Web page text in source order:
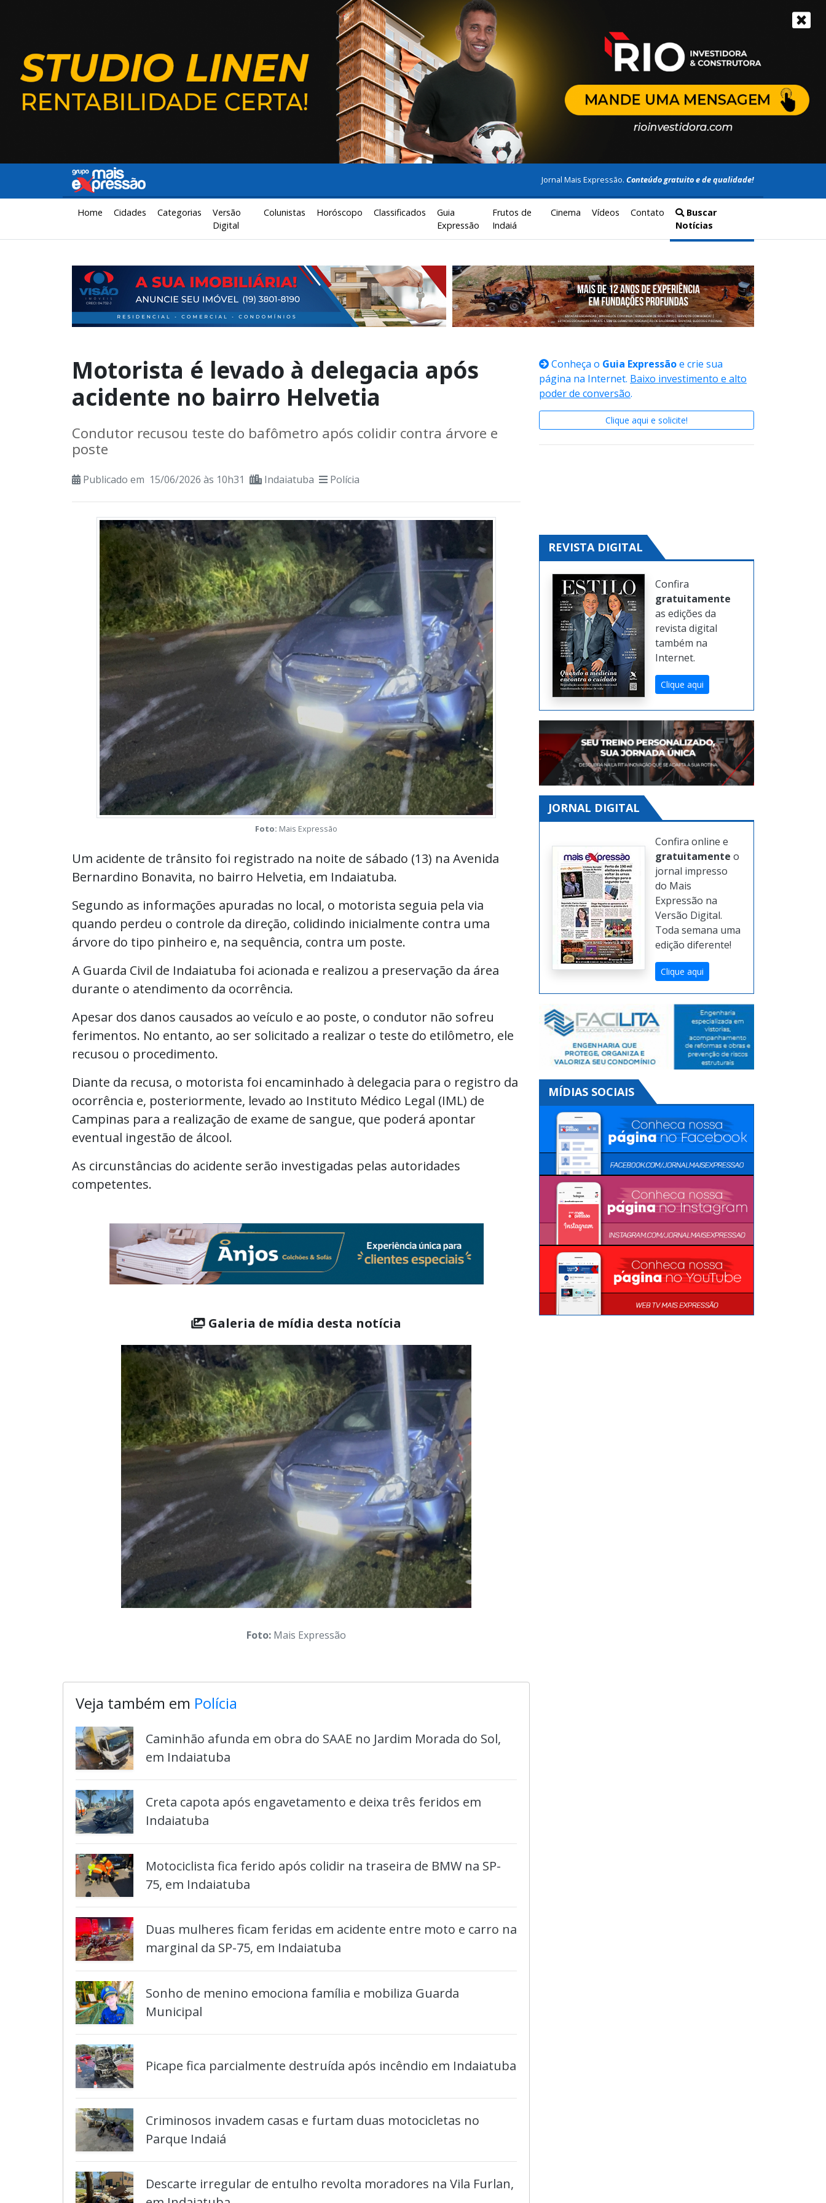
Jornal Mais Expressão. Conteúdo gratuito e de qualidade!
Home Cidades Categorias
Versão
Digital
Colunistas Horóscopo Classificados
Guia
Expressão
Frutos de
Indaiá
Cinema Vídeos Contato
Buscar
Notícias
Motorista é levado à delegacia após
acidente no bairro Helvetia
Condutor recusou teste do bafômetro após colidir contra árvore e
poste
Publicado em 15/06/2026 às 10h31 Indaiatuba Polícia
Foto: Mais Expressão
Um acidente de trânsito foi registrado na noite de sábado (13) na Avenida
Bernardino Bonavita, no bairro Helvetia, em Indaiatuba.
Segundo as informações apuradas no local, o motorista seguia pela via
quando perdeu o controle da direção, colidindo inicialmente contra uma
árvore do tipo pinheiro e, na sequência, contra um poste.
A Guarda Civil de Indaiatuba foi acionada e realizou a preservação da área
durante o atendimento da ocorrência.
Apesar dos danos causados ao veículo e ao poste, o condutor não sofreu
ferimentos. No entanto, ao ser solicitado a realizar o teste do etilômetro, ele
recusou o procedimento.
Diante da recusa, o motorista foi encaminhado à delegacia para o registro da
ocorrência e, posteriormente, levado ao Instituto Médico Legal (IML) de
Campinas para a realização de exame de sangue, que poderá apontar
eventual ingestão de álcool.
As circunstâncias do acidente serão investigadas pelas autoridades
competentes.
Galeria de mídia desta notícia
Foto:Mais Expressão
Veja também em Polícia
Caminhão afunda em obra do SAAE no Jardim Morada do Sol,
em Indaiatuba
Creta capota após engavetamento e deixa três feridos em
Indaiatuba
Motociclista fica ferido após colidir na traseira de BMW na SP-
75, em Indaiatuba
Duas mulheres ficam feridas em acidente entre moto e carro na
marginal da SP-75, em Indaiatuba
Sonho de menino emociona família e mobiliza Guarda
Municipal
Picape fica parcialmente destruída após incêndio em Indaiatuba
Criminosos invadem casas e furtam duas motocicletas no
Parque Indaiá
Descarte irregular de entulho revolta moradores na Vila Furlan,
Conheça o Guia Expressãoe crie sua
página na Internet. Baixo investimento e alto
poder de conversão.
Clique aqui e solicite!
REVISTA DIGITAL
Confira
gratuitamente
as edições da
revista digital
também na
Internet.
Clique aqui
JORNAL DIGITAL
Confira online e
gratuitamente o
jornal impresso
do Mais
Expressão na
Versão Digital.
Toda semana uma
edição diferente!
Clique aqui
MÍDIAS SOCIAIS